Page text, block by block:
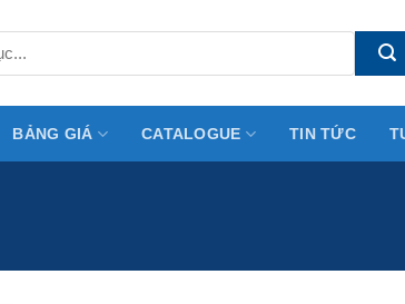
BẢNG GIÁ CATALOGUE TIN TỨC